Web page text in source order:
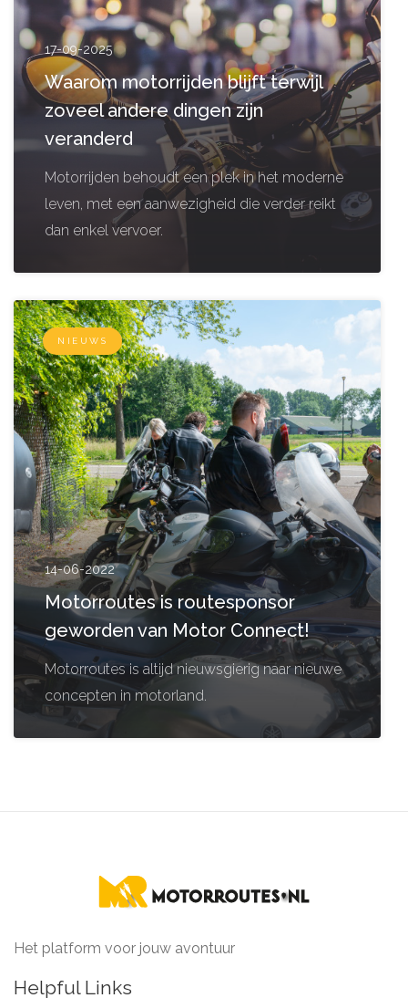
17-09-2025
Waarom motorrijden blijft terwijl
zoveel andere dingen zijn
veranderd
Motorrijden behoudt een plek in het moderne
leven, met een aanwezigheid die verder reikt
dan enkel vervoer.
NIEUWS
14-06-2022
Motorroutes is routesponsor
geworden van Motor Connect!
Motorroutes is altijd nieuwsgierig naar nieuwe
concepten in motorland.
Het platform voor jouw avontuur
Helpful Links